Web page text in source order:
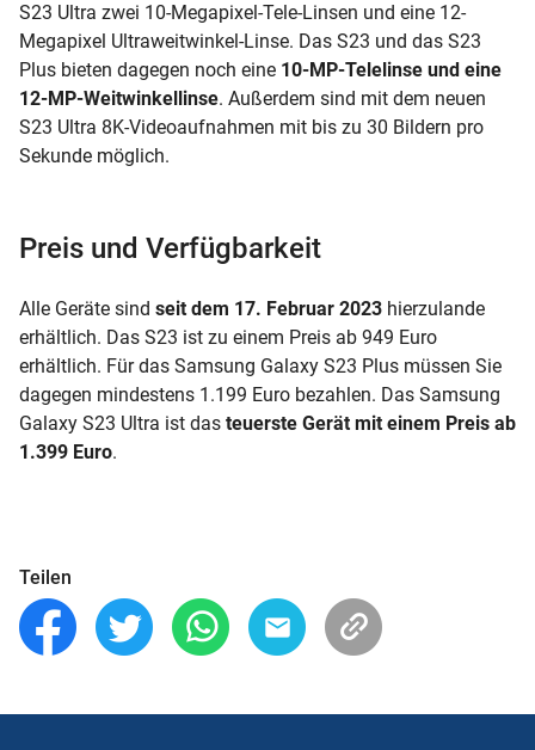
S23 Ultra zwei 10-Megapixel-Tele-Linsen und eine 12-
Megapixel Ultraweitwinkel-Linse. Das S23 und das S23
Plus bieten dagegen noch eine 10-MP-Telelinse und eine
12-MP-Weitwinkellinse. Außerdem sind mit dem neuen
S23 Ultra 8K-Videoaufnahmen mit bis zu 30 Bildern pro
Sekunde möglich.
Preis und Verfügbarkeit
Alle Geräte sind seit dem 17. Februar 2023 hierzulande
erhältlich. Das S23 ist zu einem Preis ab 949 Euro
erhältlich. Für das Samsung Galaxy S23 Plus müssen Sie
dagegen mindestens 1.199 Euro bezahlen. Das Samsung
Galaxy S23 Ultra ist das teuerste Gerät mit einem Preis ab
1.399 Euro.
Teilen